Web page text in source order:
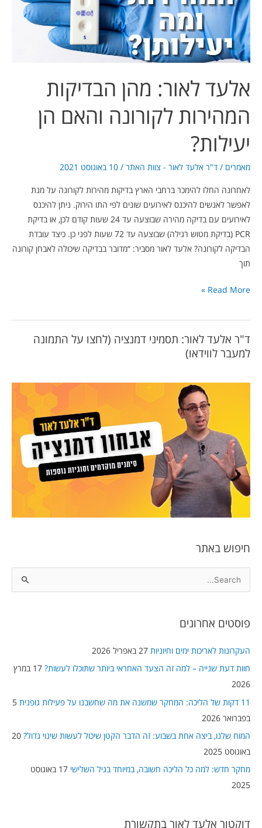
ד"ר אלעד לאור: תסמיני דמנציה (לחצו על התמונה
למעבר לווידאו)
חיפוש באתר
r
r
:
פוסטים אחרונים
העקרונות לאריכות ימים וחיוניות 27 באפריל 2026
חוות דעת שנייה – למה זה הצעד האחראי ביותר שתוכלו לעשות?
17 במרץ
2026
11 דקות של הליכה: המחקר שמשנה את מה שחשבנו על פעילות גופנית
5
בפברואר 2026
המוח שלנו, ביצה אחת בשבוע: זה הדבר הקטן שיכול לעשות שינוי גדול? 20
באוגוסט 2025
מחקר חדש: למה כל הליכה חשובה, במיוחד בגיל השלישי
17 באוגוסט
2025
דוקטור אלעד לאור בתקשורת
אלעד לאור: מהן הבדיקות
המהירות לקורונה והאם הן
יעילות?
מאמרים / ד"ר אלעד לאור - צוות האתר / 10 באוגוסט 2021
לאחרונה החלו להימכר ברחבי הארץ בדיקות מהירות לקורונה על מנת
לאפשר לאנשים להיכנס לאירועים שונים לפי התו הירוק. ניתן להיכנס
לאירועים עם בדיקה מהירה שבוצעה עד 24 שעות קודם לכן, או בדיקת
PCR (בדיקת מטוש רגילה) שבוצעה עד 72 שעות לפני כן. כיצד עובדת
הבדיקה לקורונה? אלעד לאור מסביר: “מדובר בבדיקה שיכולה לאבחן קורונה
תוך
לקורונה
והאם
הן
יעילות?
Read More »